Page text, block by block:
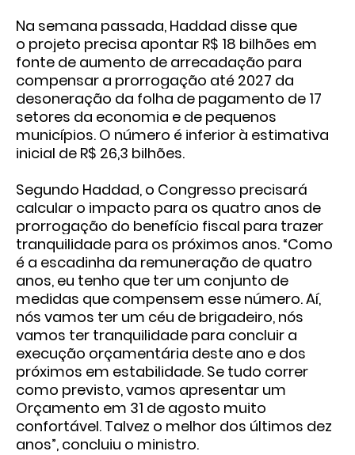
Na semana passada, Haddad disse que
o projeto precisa apontar R$ 18 bilhões em
fonte de aumento de arrecadação para
compensar a prorrogação até 2027 da
desoneração da folha de pagamento de 17
setores da economia e de pequenos
municípios. O número é inferior à estimativa
inicial de R$ 26,3 bilhões.
Segundo Haddad, o Congresso precisará
calcular o impacto para os quatro anos de
prorrogação do benefício fiscal para trazer
tranquilidade para os próximos anos. “Como
é a escadinha da remuneração de quatro
anos, eu tenho que ter um conjunto de
medidas que compensem esse número. Aí,
nós vamos ter um céu de brigadeiro, nós
vamos ter tranquilidade para concluir a
execução orçamentária deste ano e dos
próximos em estabilidade. Se tudo correr
como previsto, vamos apresentar um
Orçamento em 31 de agosto muito
confortável. Talvez o melhor dos últimos dez
anos”, concluiu o ministro.